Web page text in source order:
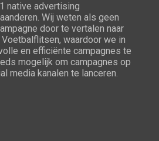
native advertising
Wij weten als geen
door te vertalen naar
waardoor we in
en efficiënte campagnes te
mogelijk om campagnes op
media kanalen te lanceren.